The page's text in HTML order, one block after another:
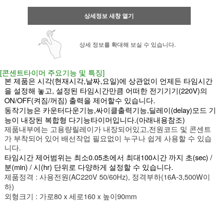
상세정보 새창 열기
상세 정보를 확대해 보실 수 있습니다.
[콘센트타이머 주요기능 및 특징]
본 제품은 시각(현재시각,날짜,요일)에 상관없이 언제든 타임시간
을 설정해 놓고, 설정된 타임시간만큼 어떠한 전기기기(220V)의
ON/OFF(켜짐/꺼짐) 출력을 제어할수 있습니다.
동작기능은 카운터다운기능,싸이클출력기능,딜레이(delay)모드 기
능이 내장된 복합형 다기능타이머입니다.(아래내용참조)
제품내부에는 고용량릴레이가 내장되어있고,전원코드 및 콘센트
가 부착되어 있어 배선작업 필요없이 누구나 쉽게 사용할 수 있습
니다.
타임시간 제어범위는 최소0.05초에서 최대100시간 까지 초(sec) /
분(min) / 시(hr) 단위로 다양하게 설정할 수 있습니다.
제품정격 : 사용전원(AC220V 50/60Hz), 정격부하(16A-3,500W이
하)
외형크기 : 가로80 x 세로160 x 높이90mm